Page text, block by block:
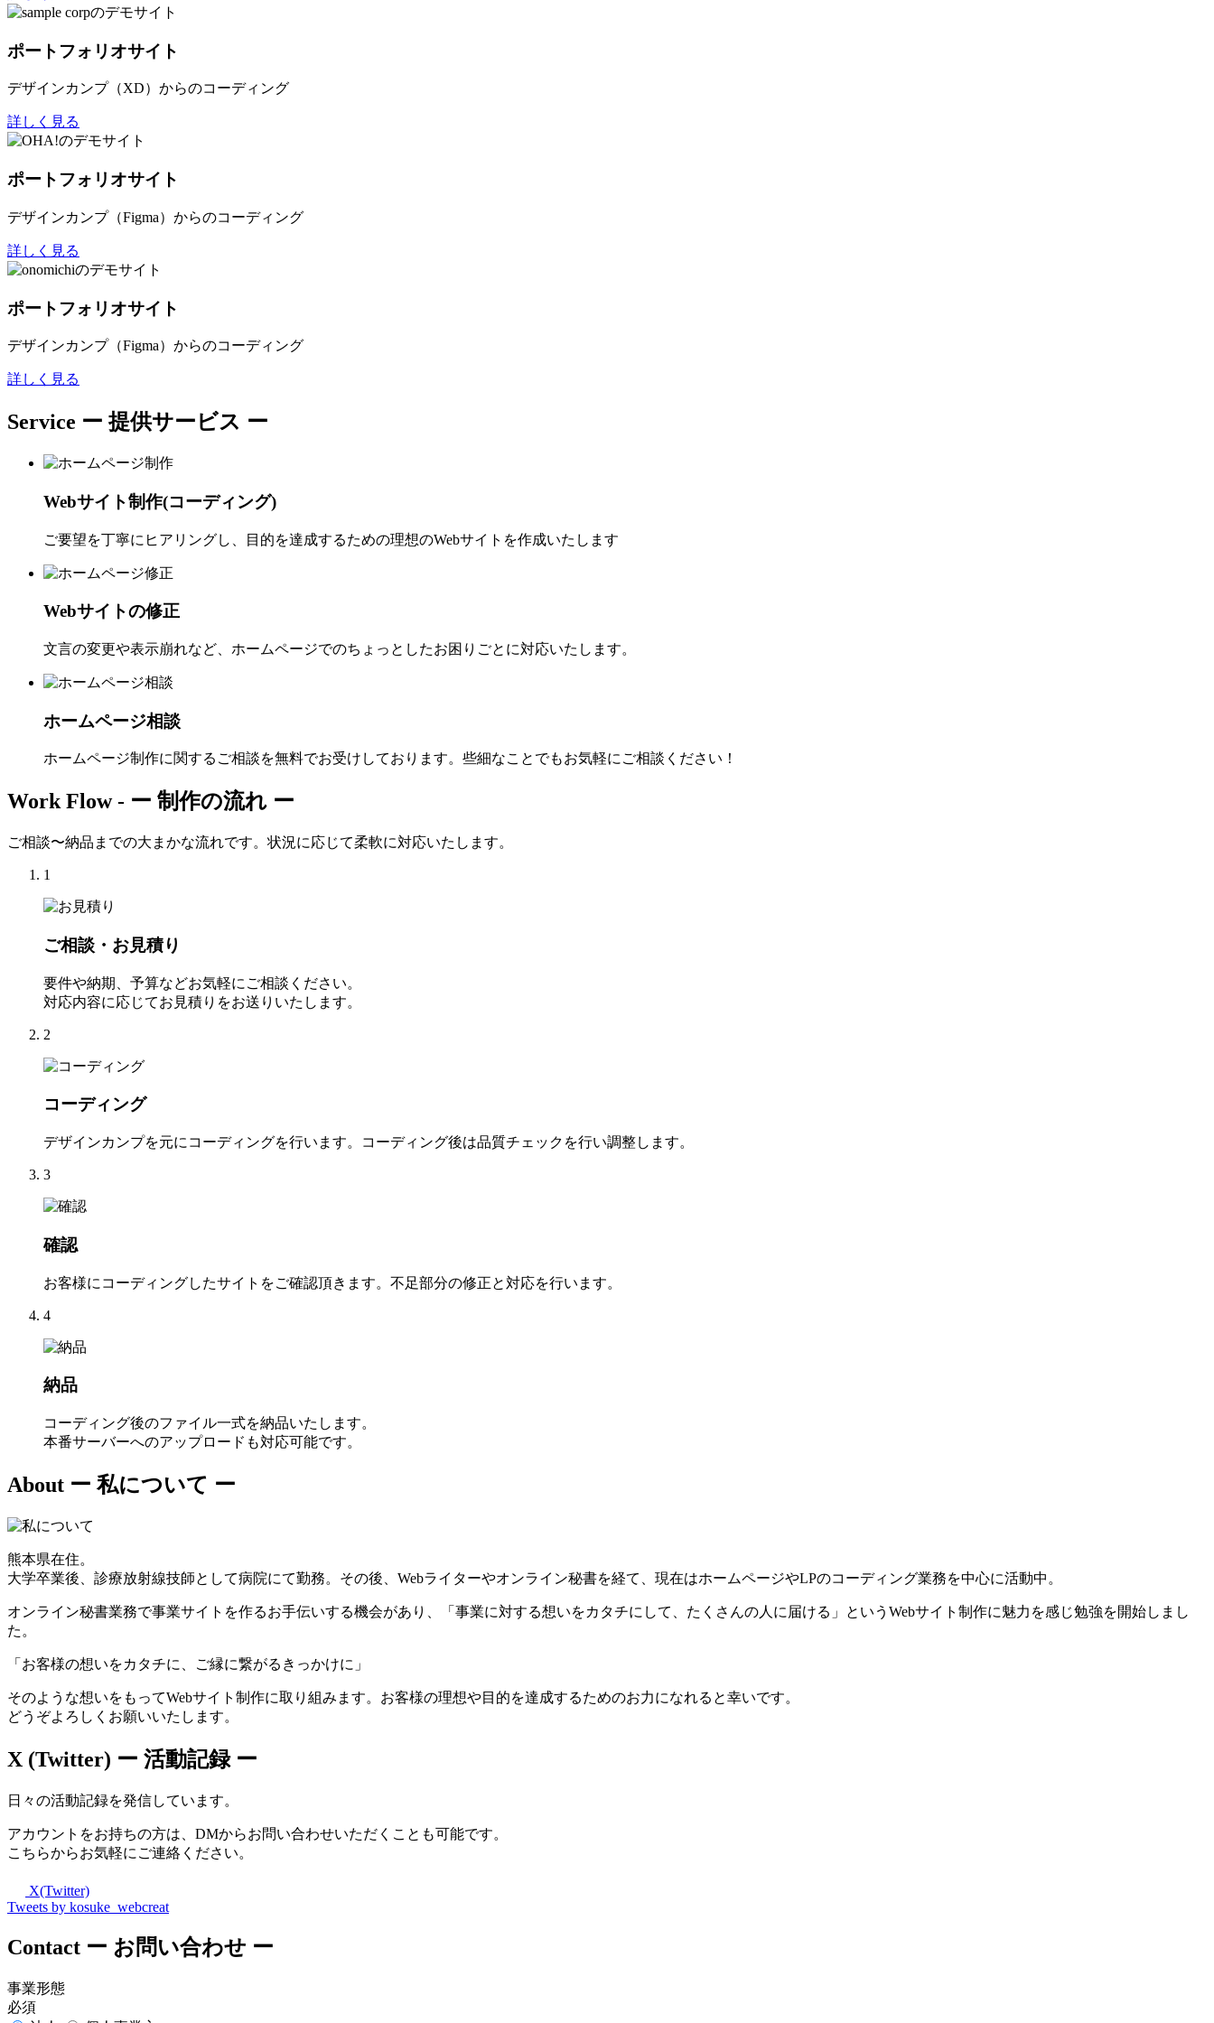
ポートフォリオサイト
デザインカンプ（XD）からのコーディング
詳しく見る
ポートフォリオサイト
デザインカンプ（Figma）からのコーディング
詳しく見る
ポートフォリオサイト
デザインカンプ（Figma）からのコーディング
詳しく見る
Service ー 提供サービス ー
Webサイト制作(コーディング)
ご要望を丁寧にヒアリングし、目的を達成するための理想のWebサイトを作成いたします
Webサイトの修正
文言の変更や表示崩れなど、ホームページでのちょっとしたお困りごとに対応いたします。
ホームページ相談
ホームページ制作に関するご相談を無料でお受けしております。些細なことでもお気軽にご相談ください！
Work Flow - ー 制作の流れ ー
ご相談〜納品までの大まかな流れです。状況に応じて柔軟に対応いたします。
1
ご相談・お見積り
要件や納期、予算などお気軽にご相談ください。
対応内容に応じてお見積りをお送りいたします。
2
コーディング
デザインカンプを元にコーディングを行います。コーディング後は品質チェックを行い調整します。
3
確認
お客様にコーディングしたサイトをご確認頂きます。不足部分の修正と対応を行います。
4
納品
コーディング後のファイル一式を納品いたします。
本番サーバーへのアップロードも対応可能です。
About ー 私について ー
熊本県在住。
大学卒業後、診療放射線技師として病院にて勤務。その後、Webライターやオンライン秘書を経て、現在はホームページやLPのコーディング業務を中心に活動中。
オンライン秘書業務で事業サイトを作るお手伝いする機会があり、「事業に対する想いをカタチにして、たくさんの人に届ける」というWebサイト制作に魅力を感じ勉強を開始しまし
た。
「お客様の想いをカタチに、ご縁に繋がるきっかけに」
そのような想いをもってWebサイト制作に取り組みます。お客様の理想や目的を達成するためのお力になれると幸いです。
どうぞよろしくお願いいたします。
X (Twitter) ー 活動記録 ー
日々の活動記録を発信しています。
アカウントをお持ちの方は、DMからお問い合わせいただくことも可能です。
こちらからお気軽にご連絡ください。
X(Twitter)
Tweets by kosuke_webcreat
Contact ー お問い合わせ ー
事業形態
必須